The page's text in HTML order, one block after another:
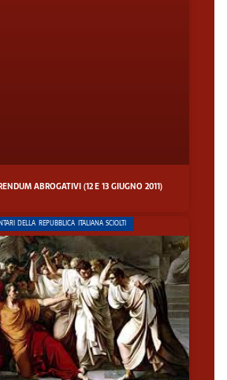
ABROGATIVI (12 E 13 GIUGNO 2011)
DELLA REPUBBLICA ITALIANA SCIOLTI